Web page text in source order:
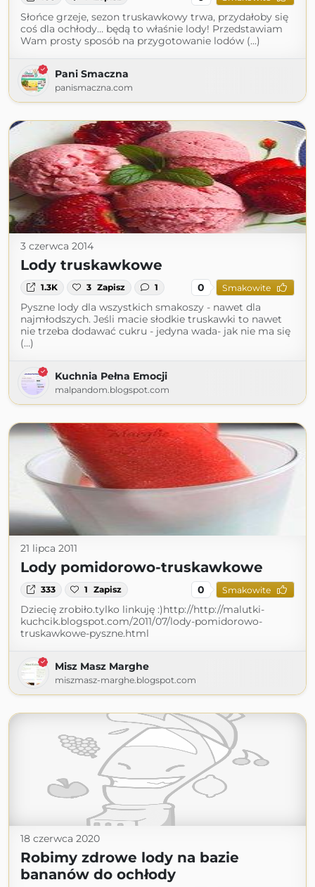
Słońce grzeje, sezon truskawkowy trwa, przydałoby się
coś dla ochłody… będą to właśnie lody! Przedstawiam
Wam prosty sposób na przygotowanie lodów (...)
Pani Smaczna
panismaczna.com
3 czerwca 2014
Lody truskawkowe
1.3K 3 Zapisz 1 0 Smakowite
Pyszne lody dla wszystkich smakoszy - nawet dla
najmłodszych. Jeśli macie słodkie truskawki to nawet
nie trzeba dodawać cukru - jedyna wada- jak nie ma się
(...)
Kuchnia Pełna Emocji
malpandom.blogspot.com
21 lipca 2011
Lody pomidorowo-truskawkowe
333 1 Zapisz 0 Smakowite
Dziecię zrobiło.tylko linkuję :)http://http://malutki-
kuchcik.blogspot.com/2011/07/lody-pomidorowo-
truskawkowe-pyszne.html
Misz Masz Marghe
miszmasz-marghe.blogspot.com
18 czerwca 2020
Robimy zdrowe lody na bazie
bananów do ochłody